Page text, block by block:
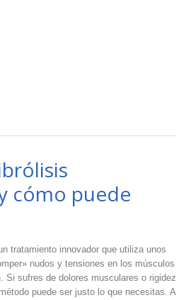
cómo puede
tratamiento innovador que utiliza unos
nudos y tensiones en los músculos
Si sufres de dolores musculares o rigidez
puede ser justo lo que necesitas. A